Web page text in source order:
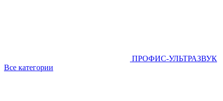
ПРОФИС-УЛЬТРАЗВУК
Все категории